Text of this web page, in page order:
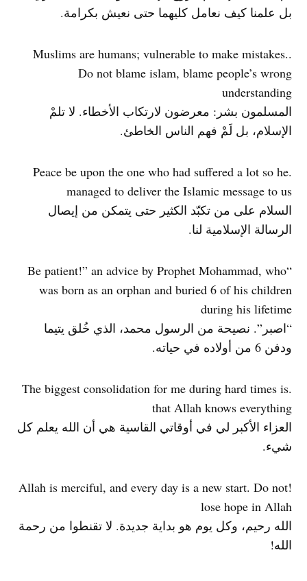
بل علمنا كيف نعامل كليهما حتى نعيش بكرامة.
.Muslims are humans; vulnerable to make mistakes.
Do not blame islam, blame people’s wrong
understanding
المسلمون بشر: معرضون لارتكاب الأخطاء. لا تلمْ
الإسلام، بل لَمْ فهم الناس الخاطئ.
.Peace be upon the one who had suffered a lot so he
managed to deliver the Islamic message to us
السلام على من تكبّد الكثير حتى يتمكن من إيصال
الرسالة الإسلامية لنا.
“Be patient!” an advice by Prophet Mohammad, who
was born as an orphan and buried 6 of his children
during his lifetime
“اصبر”. نصيحة من الرسول محمد، الذي خُلق يتيما
ودفن 6 من أولاده في حياته.
.The biggest consolidation for me during hard times is
that Allah knows everything
العزاء الأكبر لي في أوقاتي القاسية هي أن الله يعلم كل
شيء.
!Allah is merciful, and every day is a new start. Do not
lose hope in Allah
الله رحيم، وكل يوم هو بداية جديدة. لا تقنطوا من رحمة
الله!